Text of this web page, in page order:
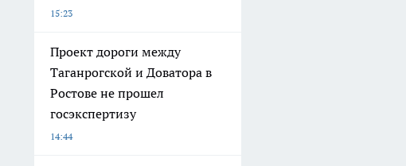
15:23
Проект дороги между
Таганрогской и Доватора в
Ростове не прошел
госэкспертизу
14:44